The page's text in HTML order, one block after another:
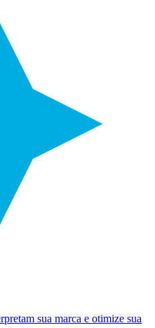
sua marca e otimize sua